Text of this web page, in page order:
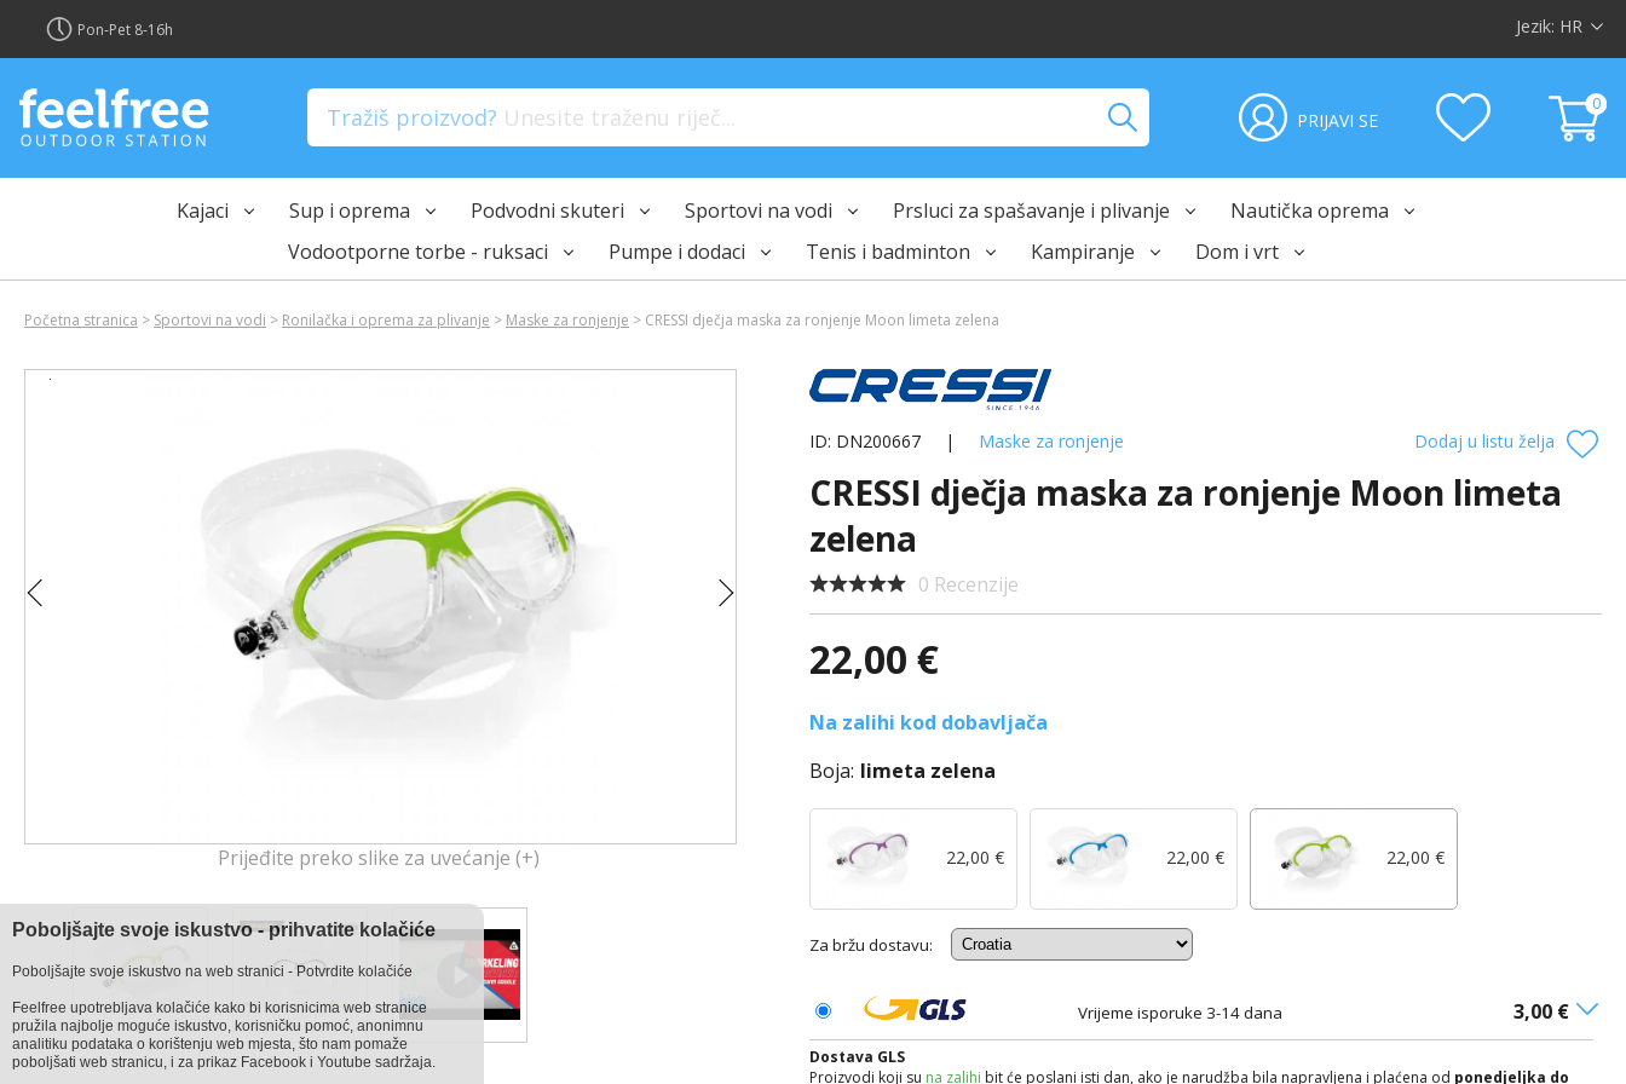
Pon-Pet 8-16h Jezik: HR
Tražiš proizvod? Unesite traženu riječ... 0
PRIJAVI SE
Kajaci Sup i oprema Podvodni skuteri Sportovi na vodi Prsluci za spašavanje i plivanje
Nautička oprema
Vodootporne torbe - ruksaci
Pumpe i dodaci Tenis i badminton Kampiranje Dom i vrt
Početna stranica > Sportovi na vodi > Ronilačka i oprema za plivanje > Maske za ronjenje > CRESSI dječja maska ​​za ronjenje Moon limeta zelena
Prijeđite preko slike za uvećanje (+)
ID: DN200667 | Maske za ronjenje Dodaj u listu želja
CRESSI dječja maska ​​za ronjenje Moon limeta
zelena
0 Recenzije
22,00 €
Na zalihi kod dobavljača
Boja: limeta zelena
22,00 € 22,00 € 22,00 €
Za bržu dostavu:
Vrijeme isporuke 3-14 dana 3,00 €
Dostava GLS
Proizvodi koji su na zalihi bit će poslani isti dan, ako je narudžba bila napravljena i plaćena od ponedjeljka do
Poboljšajte svoje iskustvo - prihvatite kolačiće
Poboljšajte svoje iskustvo na web stranici - Potvrdite kolačiće
Feelfree upotrebljava kolačiće kako bi korisnicima web stranice
pružila najbolje moguće iskustvo, korisničku pomoć, anonimnu
analitiku podataka o korištenju web mjesta, što nam pomaže
poboljšati web stranicu, i za prikaz Facebook i Youtube sadržaja.